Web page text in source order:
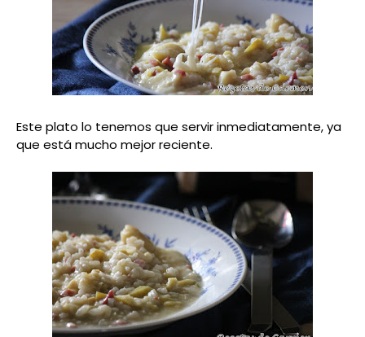
Este plato lo tenemos que servir inmediatamente, ya
que está mucho mejor reciente.